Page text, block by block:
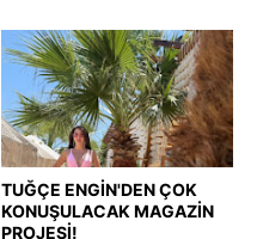
TUĞÇE ENGİN'DEN ÇOK
KONUŞULACAK MAGAZİN
PROJESİ!